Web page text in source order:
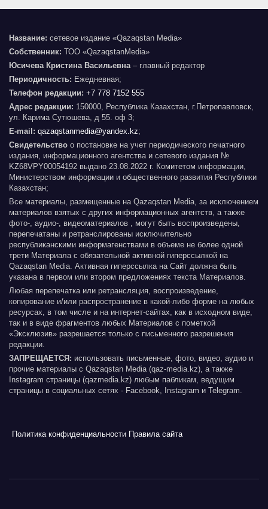
Название: сетевое издание «Qazaqstan Media»
Собственник: ТОО «QazaqstanMedia»
Юсичева Кристина Васильевна – главный редактор
Периодичность: Ежедневная;
Телефон редакции: +7 778 7152 555
Адрес редакции: 150000, Республика Казахстан, г.Петропавловск,
ул. Карима Сутюшева, д 55. оф 3;
E-mail: qazaqstanmedia@yandex.kz;
Свидетельство о постановке на учет периодического печатного
издания, информационного агентства и сетевого издания №
KZ68VPY00054192 выдано 23.08.2022 г. Комитетом информации,
Министерством информации и общественного развития Республики
Казахстан;
Все материалы, размещенные на Qazaqstan Media, за исключением
материалов взятых с других информационных агентств, а также
фото-, аудио-, видеоматериалов , могут быть воспроизведены,
перепечатаны и ретранслированы исключительно
республиканскими информагенствами в объеме не более одной
трети Материала с обязательной активной гиперссылкой на
Qazaqstan Media. Активная гиперссылка на Сайт должна быть
указана в первом или втором предложениях текста Материалов.
Любая перепечатка или ретрансляция, воспроизведение,
копирование и/или распространение в какой-либо форме на любых
ресурсах, в том числе и на интернет-сайтах, как в исходном виде,
так и в виде фрагментов любых Материалов с пометкой
«Эксклюзив» разрешается только с письменного разрешения
редакции.
ЗАПРЕЩАЕТСЯ: использовать письменные, фото, видео, аудио и
прочие материалы с Qazaqstan Media (qaz-media.kz), а также
Instagram страницы (qazmedia.kz) любым пабликам, ведущим
страницы в социальных сетях - Facebook, Instagram и Telegram.
Политика конфиденциальности Правила сайта